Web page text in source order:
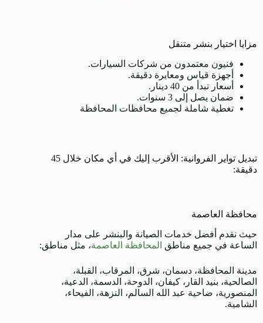
مزايا اختيار بنشر متنقل
فنيون معتمدون من شركات السيارات.
أجهزة قياس ومعايرة دقيقة.
أسعار تبدأ من 40 دينار.
ضمان يصل إلى 3 سنوات.
تغطية شاملة لجميع محافظات المحافظة
تبديل تواير الفروانية: الأقرب إليك في أي مكان خلال 45
دقيقة:
محافظة العاصمة
حيث نقدم أفضل خدمات الصيانة والبنشر على مدار
الساعة في جميع مناطق المحافظة العاصمة، مثل مناطق:
مدينة المحافظة، دسمان، شرق، المرقاب، القبلة،
الصالحية، بنيد القار، كيفان، الدوحة، الدسمة، الدعية،
المنصورية، ضاحية عبد الله السالم، النزهة، الفيحاء،
الشامية.